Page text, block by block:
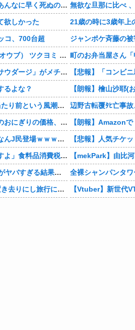
【豊臣兄弟！】与一郎があんなに早く死ぬの史実・・・？
欲しかった
コ、700台超
「メガミデバイス 皇巫（オウブ） ツクヨミ レガリア」コトブキヤデビュー…
今、中高生たちの間で「サウダージ」がメチャ流行っているらしい
るよな？
人生で1度は海外旅行は当たり前という風潮www
【悲報】セブンイレブンのおにぎりの価格、もはや限界を超える
【画像】ブルーロック、なんJ民登場ｗｗｗｗｗ
【社会】「飲食店潰れますよ」食料品消費税“1％減税”の中で上がる懸念 外食は10％で“9％”差に…一方で対象の弁当店でも悲痛な声「値下げできない…」
【速報】ME:I新曲の売上がヤバすぎる結果に・・・
【衝撃】0歳児を玄関に置き去りにし旅行に行く弟夫婦「旅行中、1ヶ月世話しろw」18年後に返せと言われ「お前らの子供、捨てたよ?」「は!?」
全裸シャンパンタ